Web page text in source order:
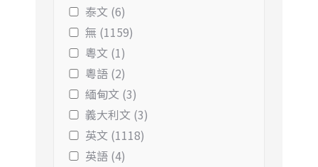
泰文 (6)
無 (1159)
粵文 (1)
粵語 (2)
緬甸文 (3)
義大利文 (3)
英文 (1118)
英語 (4)